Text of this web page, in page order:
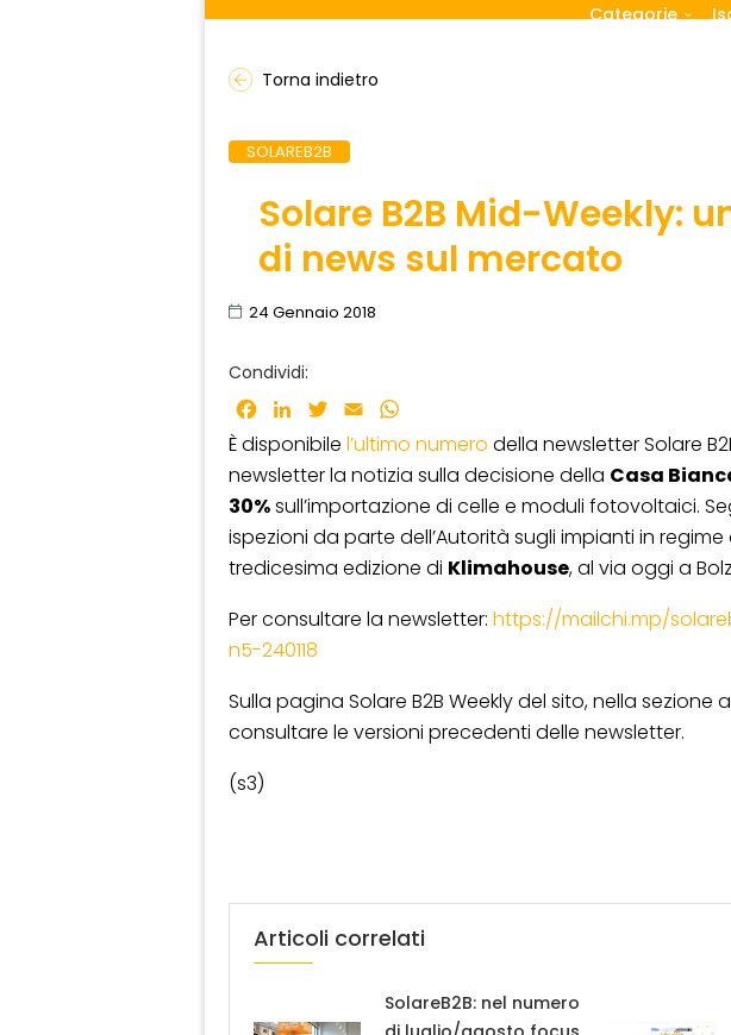
Categorie
Torna indietro
SOLAREB2B
Solare B2B Mid-Weekly:
di news sul mercato
24 Gennaio 2018
Condividi:
Facebook
LinkedInTwitter
Email
È disponibile l’ultimo numero della newsletter Solare
newsletter la notizia sulla decisione della Casa
30%sull’importazione di celle e moduli fotovoltaici.
ispezioni da parte dell’Autorità sugli impianti in regime
tredicesima edizione di Klimahouse, al via oggi a
Per consultare la newsletter: https://mailchi.mp/
n5-240118
Sulla pagina Solare B2B Weekly del sito, nella sezione
consultare le versioni precedenti delle newsletter.
(s3)
Articoli correlati
SolareB2B: nel numero